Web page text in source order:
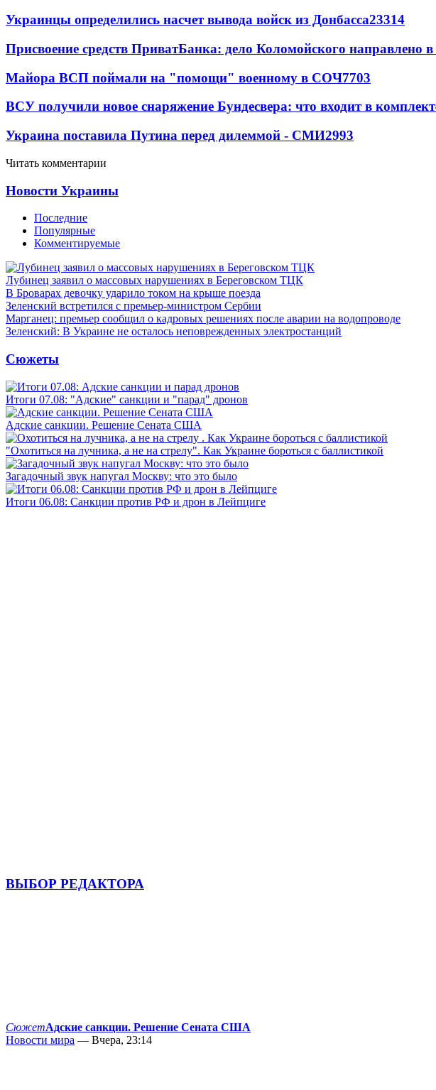
Украинцы определились насчет вывода войск из Донбасса23314
Присвоение средств ПриватБанка: дело Коломойского направлено в
Майора ВСП поймали на "помощи" военному в СОЧ7703
ВСУ получили новое снаряжение Бундесвера: что входит в комплект
Украина поставила Путина перед дилеммой - СМИ2993
Читать комментарии
Новости Украины
Последние
Популярные
Комментируемые
Лубинец заявил о массовых нарушениях в Береговском ТЦК
В Броварах девочку ударило током на крыше поезда
Зеленский встретился с премьер-министром Сербии
Марганец: премьер сообщил о кадровых решениях после аварии на водопроводе
Зеленский: В Украине не осталось неповрежденных электростанций
Сюжеты
Итоги 07.08: "Адские" санкции и "парад" дронов
Адские санкции. Решение Сената США
"Охотиться на лучника, а не на стрелу". Как Украине бороться с баллистикой
Загадочный звук напугал Москву: что это было
Итоги 06.08: Санкции против РФ и дрон в Лейпциге
ВЫБОР РЕДАКТОРА
СюжетАдские санкции. Решение Сената США
Новости мира — Вчера, 23:14